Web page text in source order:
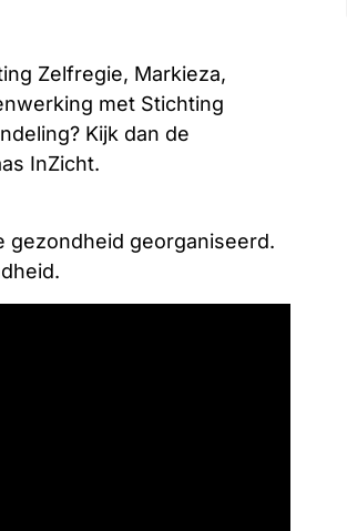
Zelfregie, Markieza,
met Stichting
Kijk dan de
InZicht.
gezondheid georganiseerd.